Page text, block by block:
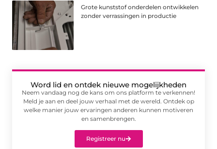
Grote kunststof onderdelen ontwikkelen
zonder verrassingen in productie
Word lid en ontdek nieuwe mogelijkheden
Neem vandaag nog de kans om ons platform te verkennen!
Meld je aan en deel jouw verhaal met de wereld. Ontdek op
welke manier jouw ervaringen anderen kunnen motiveren
en samenbrengen.
Registreer nu